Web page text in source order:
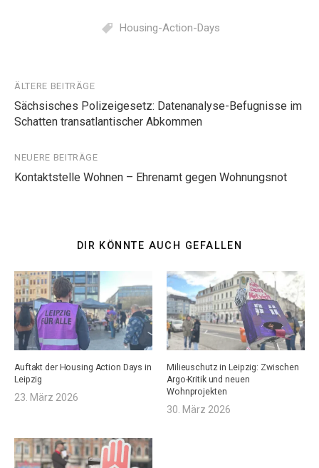
Housing-Action-Days
Beitragsnavigation
ÄLTERE BEITRÄGE
Sächsisches Polizeigesetz: Datenanalyse-Befugnisse im
Schatten transatlantischer Abkommen
NEUERE BEITRÄGE
Kontaktstelle Wohnen – Ehrenamt gegen Wohnungsnot
DIR KÖNNTE AUCH GEFALLEN
Auftakt der Housing Action Days in
Leipzig
23. März 2026
Milieuschutz in Leipzig: Zwischen
Argo-Kritik und neuen
Wohnprojekten
30. März 2026